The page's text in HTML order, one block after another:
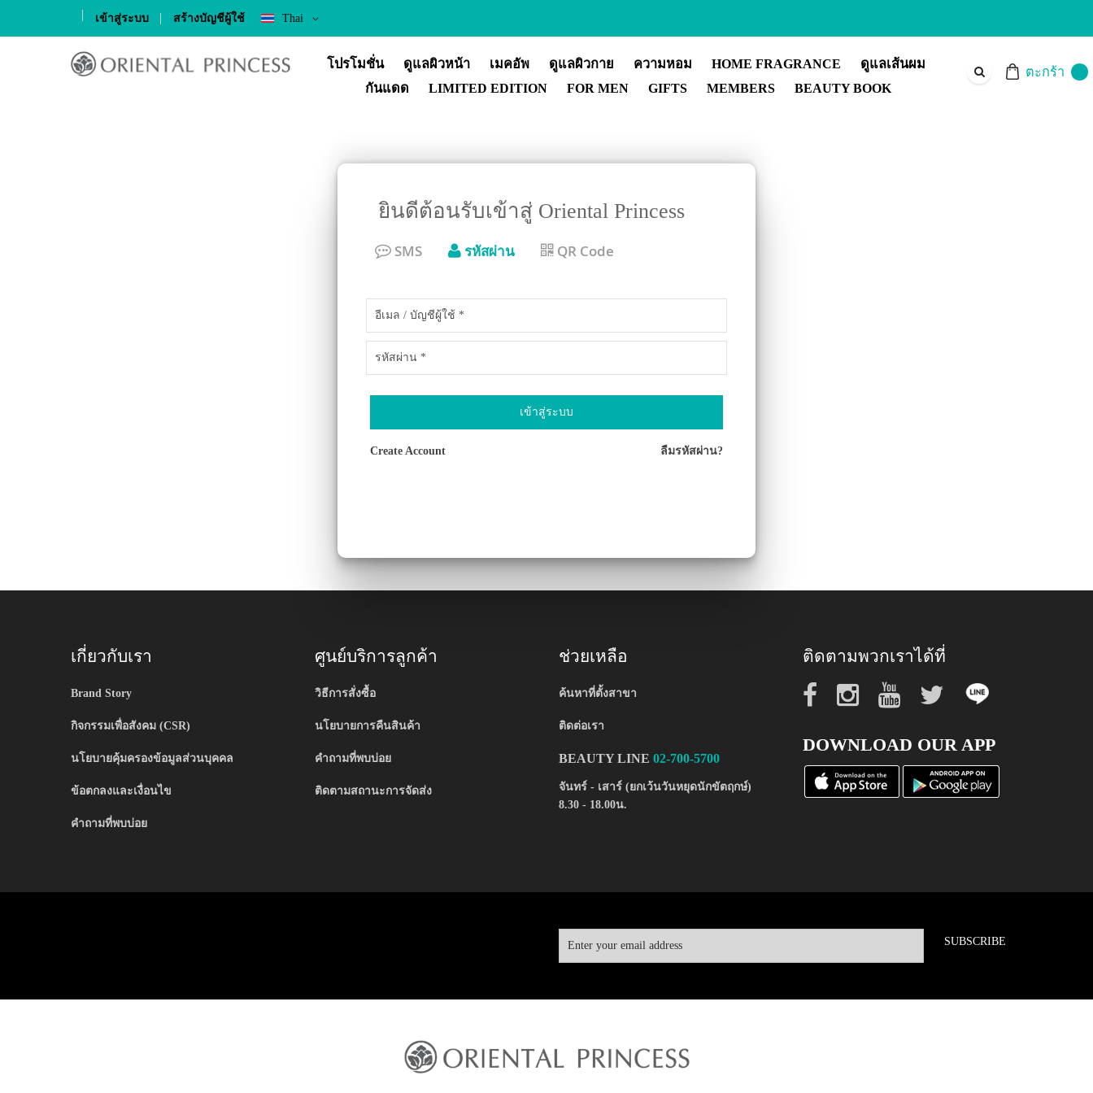
Language
Thai
เข้าสู่ระบบ
สร้างบัญชีผู้ใช้
Skip
to
Content
โปรโมชั่น ดูแลผิวหน้า เมคอัพ ดูแลผิวกาย ความหอม HOME FRAGRANCE
ดูแลเส้นผม
กันแดด
LIMITED EDITION FOR MEN GIFTS MEMBERS BEAUTY BOOK
ตะกร้า
ยินดีต้อนรับเข้าสู่ Oriental Princess
SMS รหัสผ่าน QR Code
เข้าสู่ระบบ
Create Account ลืมรหัสผ่าน?
เกี่ยวกับเรา
Brand Story
กิจกรรมเพื่อสังคม (CSR)
นโยบายคุ้มครองข้อมูลส่วนบุคคล
ข้อตกลงและเงื่อนไข
คำถามที่พบบ่อย
ศูนย์บริการลูกค้า
วิธีการสั่งซื้อ
นโยบายการคืนสินค้า
คำถามที่พบบ่อย
ติดตามสถานะการจัดส่ง
ช่วยเหลือ
ค้นหาที่ตั้งสาขา
ติดต่อเรา
BEAUTY LINE 02-700-5700
จันทร์ - เสาร์ (ยกเว้นวันหยุดนักขัตฤกษ์)
8.30 - 18.00น.
ติดตามพวกเราได้ที่
DOWNLOAD OUR APP
SUBSCRIBE